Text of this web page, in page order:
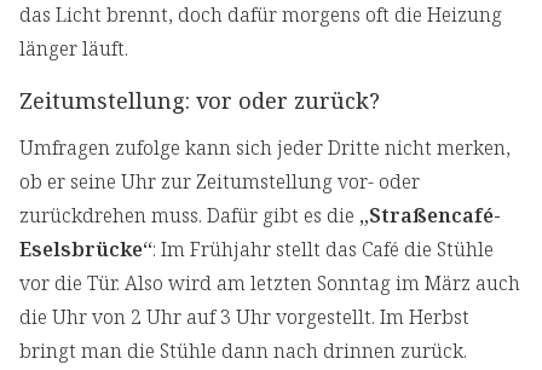
das Licht brennt, doch dafür morgens oft die Heizung
länger läuft.
Zeitumstellung: vor oder zurück?
Umfragen zufolge kann sich jeder Dritte nicht merken,
ob er seine Uhr zur Zeitumstellung vor- oder
zurückdrehen muss. Dafür gibt es die „Straßencafé-
Eselsbrücke“: Im Frühjahr stellt das Café die Stühle
vor die Tür. Also wird am letzten Sonntag im März auch
die Uhr von 2 Uhr auf 3 Uhr vorgestellt. Im Herbst
bringt man die Stühle dann nach drinnen zurück.